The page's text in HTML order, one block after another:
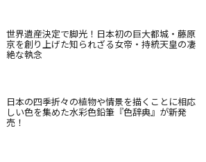
世界遺産決定で脚光！日本初の巨大都城・藤原
京を創り上げた知られざる女帝・持統天皇の凄
絶な執念
日本の四季折々の植物や情景を描くことに相応
しい色を集めた水彩色鉛筆『色辞典』が新発
売！